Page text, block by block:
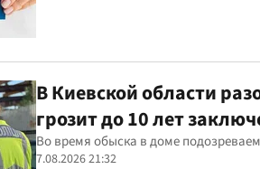
В Киевской области
грозит до 10 лет
Во время обыска в доме
7.08.2026 21:32